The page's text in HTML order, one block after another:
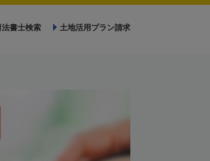
法書士検索 土地活用プラン請求